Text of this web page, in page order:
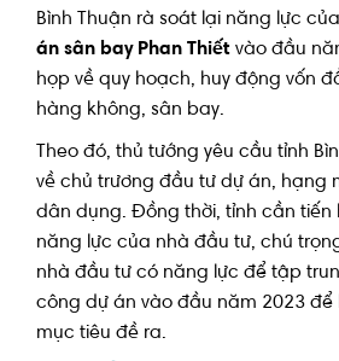
Bình Thuận rà soát lại năng lực
án sân bay Phan Thiết vào đầu
họp về quy hoạch, huy động vốn
hàng không, sân bay.
Theo đó, thủ tướng yêu cầu tỉnh
về chủ trương đầu tư dự án, hạng
dân dụng. Đồng thời, tỉnh cần tiến
năng lực của nhà đầu tư, chú
nhà đầu tư có năng lực để tập
công dự án vào đầu năm 2023 để
mục tiêu đề ra.